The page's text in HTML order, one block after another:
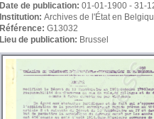
Date de publication: 01-01-1900 - 31-
Institution: Archives de l'État en
Référence: G13032
Lieu de publication: Brussel